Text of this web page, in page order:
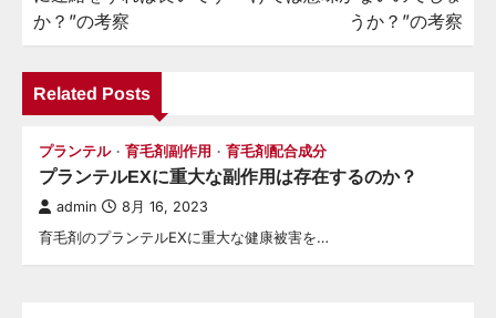
ー
シ
ョ
ン
か？”の考察
うか？”の考察
Related Posts
プランテル 育毛剤副作用 育毛剤配合成分
プランテルEXに重大な副作用は存在するのか？
admin 8月 16, 2023
育毛剤のプランテルEXに重大な健康被害を…